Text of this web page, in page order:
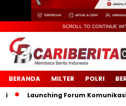
SCROLL TO CONTINUE
BERANDA MILTER POLRI
Launching Forum Komunikasi